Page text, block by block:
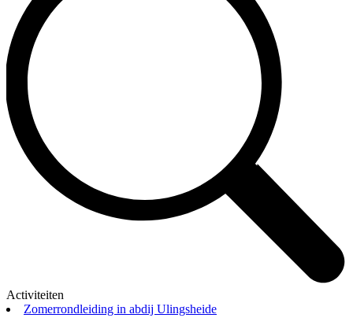
Activiteiten
Zomerrondleiding in abdij Ulingsheide